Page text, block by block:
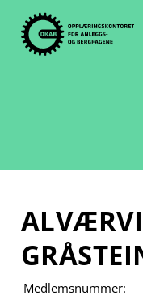
content
Medlemsnummer: